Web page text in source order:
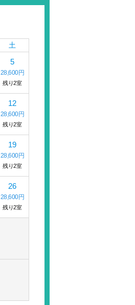
土
5
28,600円
残り2室
12
28,600円
残り2室
19
28,600円
残り2室
26
28,600円
残り2室